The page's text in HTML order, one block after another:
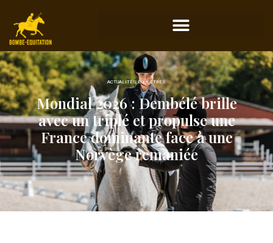
ACTUALITÉS ÉQUESTRES
Mondial 2026 : Dembélé brille
avec un triplé et propulse une
France dominante face à une
Norvège remaniée